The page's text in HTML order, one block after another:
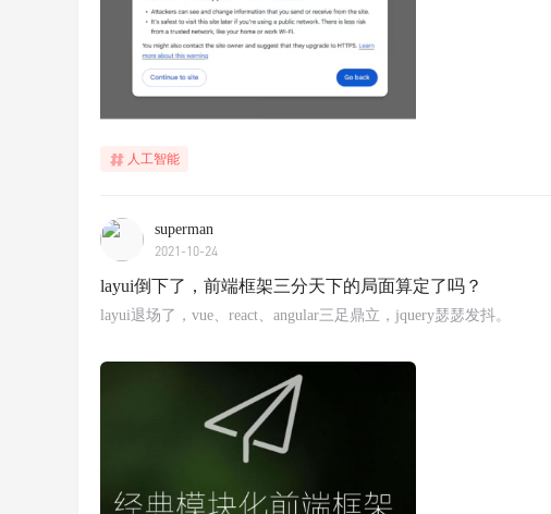
人工智能
superman
2021-10-24
layui倒下了，前端框架三分天下的局面算定了吗？
layui退场了，vue、react、angular三足鼎立，jquery瑟瑟发抖。